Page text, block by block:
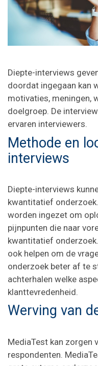
Diepte-interviews
doordat ingegaan kan
motivaties, meningen,
doelgroep. De
ervaren interviewers.
Methode en
interviews
Diepte-interviews
kwantitatief
worden ingezet om
pijnpunten die naar
kwantitatief
ook helpen om de
onderzoek beter af te
achterhalen welke
klanttevredenheid.
Werving van
MediaTest kan zorgen
respondenten.